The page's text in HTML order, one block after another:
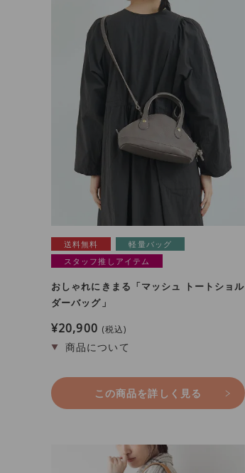
送料無料
軽量バッグ
スタッフ推しアイテム
おしゃれにきまる「マッシュ トートショル
ダーバッグ」
¥20,900 税込
この商品を詳しく見る